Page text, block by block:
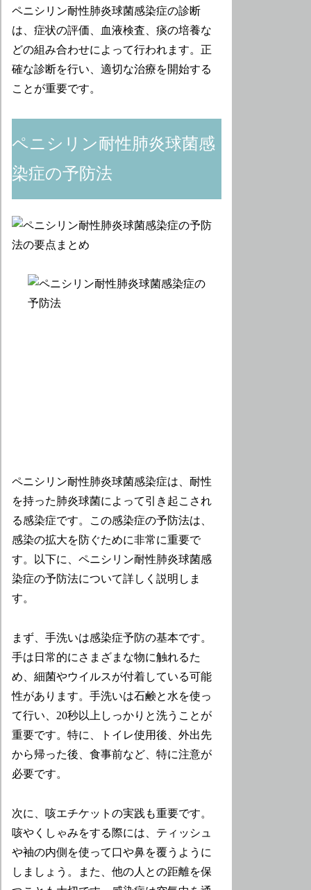
ペニシリン耐性肺炎球菌感染症の診断
は、症状の評価、血液検査、痰の培養な
どの組み合わせによって行われます。正
確な診断を行い、適切な治療を開始する
ことが重要です。
ペニシリン耐性肺炎球菌感
染症の予防法
ペニシリン耐性肺炎球菌感染症は、耐性
を持った肺炎球菌によって引き起こされ
る感染症です。この感染症の予防法は、
感染の拡大を防ぐために非常に重要で
す。以下に、ペニシリン耐性肺炎球菌感
染症の予防法について詳しく説明しま
す。
まず、手洗いは感染症予防の基本です。
手は日常的にさまざまな物に触れるた
め、細菌やウイルスが付着している可能
性があります。手洗いは石鹸と水を使っ
て行い、20秒以上しっかりと洗うことが
重要です。特に、トイレ使用後、外出先
から帰った後、食事前など、特に注意が
必要です。
次に、咳エチケットの実践も重要です。
咳やくしゃみをする際には、ティッシュ
や袖の内側を使って口や鼻を覆うように
しましょう。また、他の人との距離を保